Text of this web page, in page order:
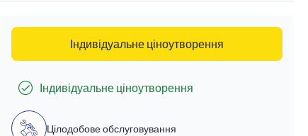
Індивідуальне ціноутворення
Індивідуальне ціноутворення
Цілодобове обслуговування